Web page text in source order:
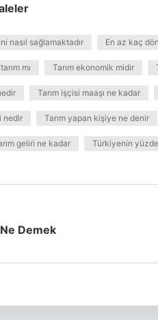
nasıl sağlamaktadır En az kaç
mı Tarım ekonomik midir
Tarım işçisi maaşı ne kadar
nedir Tarım yapan kişiye ne denir
geliri ne kadar Türkiyenin yüzde
Demek